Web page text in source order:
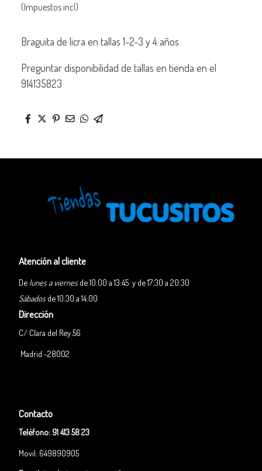
(Impuestos incl)
Braguita de licra en tallas 1-2-3 y 4 años
Preguntar disponibilidad de tallas en tienda en el
914135823
Atención al cliente
De lunes a viernesde 10:00 a 13:45 y de 17:30 a 20:30
Sábadosde 10:30 a 14:00
Dirección
C/ Clara del Rey 56
Madrid -28002
Contacto
Teléfono: 91 413 58 23
Movil: 649890905